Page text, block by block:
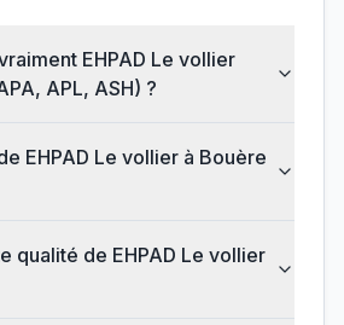
EHPAD Le vollier
APL, ASH) ?
vollier à Bouère
de EHPAD Le vollier